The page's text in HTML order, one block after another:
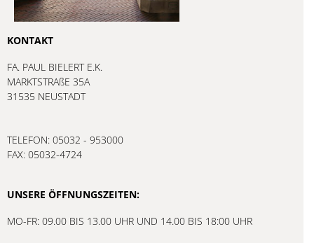
KONTAKT
FA. PAUL BIELERT E.K.
MARKTSTRAßE 35A
31535 NEUSTADT
TELEFON: 05032 - 953000
FAX: 05032-4724
UNSERE ÖFFNUNGSZEITEN:
MO-FR: 09.00 BIS 13.00 UHR UND 14.00 BIS 18:00 UHR